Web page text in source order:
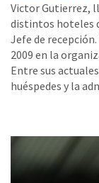
Victor Gutierrez,
distintos hoteles
Jefe de
2009 en la
Entre sus
huéspedes y la